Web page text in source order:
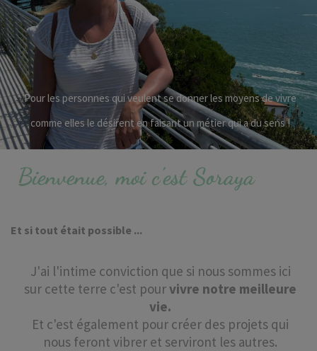
Pour les personnes qui veulent se donner les moyens de vivre
comme elles le désirent en faisant un métier qui a du sens !
Bienvenue, moi c'est Soraya
Et si tout était possible ...
J'ai l'intime conviction que si nous sommes ici
sur cette terre c'est pourvivre notre meilleure
vie.
Et c'est également pour créer des projets qui
nous feront vibrer et serviront les autres.